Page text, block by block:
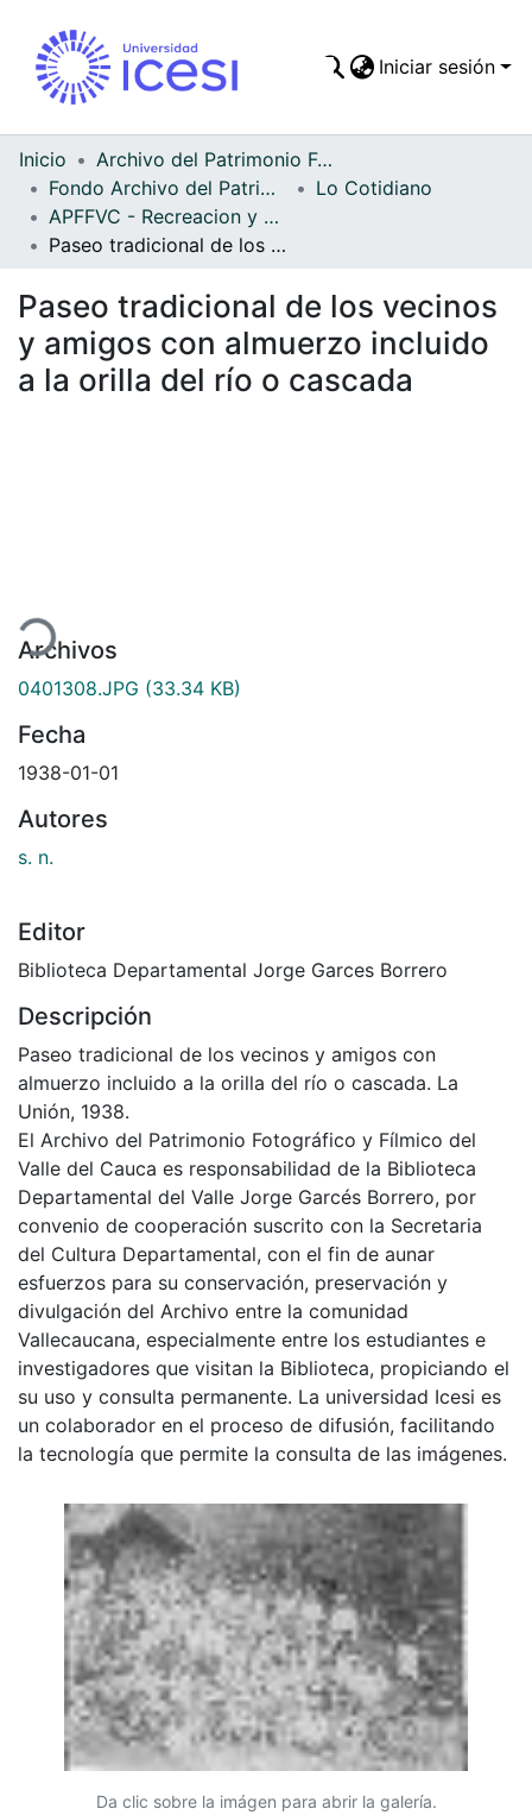
Todo DSpace
Estadísticas
Iniciar sesión
Inicio
Archivo del Patrimonio Fotográfico y Fílmico del Valle del Cauca
Fondo Archivo del Patrimonio Fotográfico y Fílmico del Valle del Cauca
Lo Cotidiano
APFFVC - Recreacion y Paseo - Patrimonial
Paseo tradicional de los vecinos y amigos con almuerzo incluido a la orilla del río o cascada
Paseo tradicional de los vecinos
y amigos con almuerzo incluido
a la orilla del río o cascada
Archivos
0401308.JPG (33.34 KB)
Fecha
1938-01-01
Autores
s. n.
Editor
Biblioteca Departamental Jorge Garces Borrero
Descripción
Paseo tradicional de los vecinos y amigos con
almuerzo incluido a la orilla del río o cascada. La
Unión, 1938.
El Archivo del Patrimonio Fotográfico y Fílmico del
Valle del Cauca es responsabilidad de la Biblioteca
Departamental del Valle Jorge Garcés Borrero, por
convenio de cooperación suscrito con la Secretaria
del Cultura Departamental, con el fin de aunar
esfuerzos para su conservación, preservación y
divulgación del Archivo entre la comunidad
Vallecaucana, especialmente entre los estudiantes e
investigadores que visitan la Biblioteca, propiciando el
su uso y consulta permanente. La universidad Icesi es
un colaborador en el proceso de difusión, facilitando
la tecnología que permite la consulta de las imágenes.
Da clic sobre la imágen para abrir la galería.